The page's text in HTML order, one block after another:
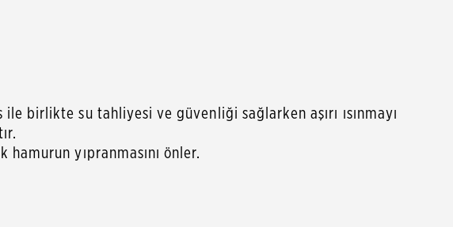
birlikte su tahliyesi ve güvenliği sağlarken aşırı ısınmayı
yıpranmasını önler.